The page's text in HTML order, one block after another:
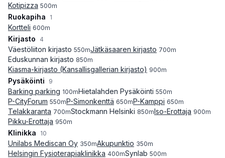
Kotipizza 500m
Ruokapiha 1
Kortteli 600m
Kirjasto 4
Väestöliiton kirjasto 550mJätkäsaaren kirjasto 700m
Eduskunnan kirjasto 850m
Kiasma-kirjasto (Kansallisgallerian kirjasto) 900m
Pysäköinti 9
Barking parking 100mHietalahden Pysäköinti 550m
P-CityForum 550mP-Simonkenttä 650mP-Kamppi 650m
Telakkaranta 700mStockmann Helsinki 850mIso-Erottaja 900m
Pikku-Erottaja 950m
Klinikka 10
Unilabs Mediscan Oy 350mAkupunktio 350m
Helsingin Fysioterapiaklinikka 400mSynlab 500m